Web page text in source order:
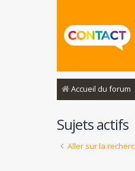
Accueil du forum
Sujets actifs
Aller sur la